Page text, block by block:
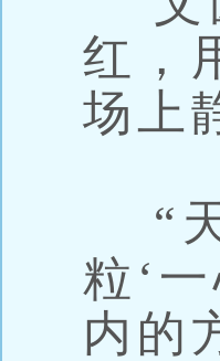
红，
场上
“天
粒‘
内的